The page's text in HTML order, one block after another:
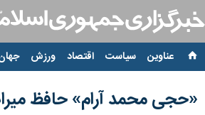
عناوین‌ سیاست اقتصاد ورزش
«حجی محمد آرام» حافظ